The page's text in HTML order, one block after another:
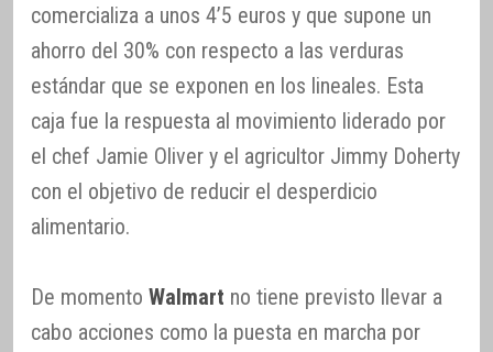
comercializa a unos 4’5 euros y que supone un
ahorro del 30% con respecto a las verduras
estándar que se exponen en los lineales. Esta
caja fue la respuesta al movimiento liderado por
el chef Jamie Oliver y el agricultor Jimmy Doherty
con el objetivo de reducir el desperdicio
alimentario.
De momento Walmart no tiene previsto llevar a
cabo acciones como la puesta en marcha por